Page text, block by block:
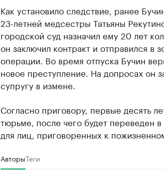
Как установило следствие, ранее
23-летней медсестры Татьяны
городской суд назначил ему 20 лет
он заключил контракт и отправился в
операции. Во время отпуска Бучин
новое преступление. На допросах он
супругу в измене.
Согласно приговору, первые десять
тюрьме, после чего будет переведен
для лиц, приговоренных к
АвторыТеги